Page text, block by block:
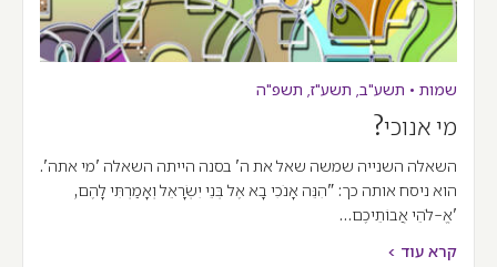
שמות • תשע"ב, תשע"ז, תשפ"ה
מי אנוכי?
השאלה השנייה שמשה שאל את ה' בסנה הייתה השאלה 'מי אתה'.
הוא ניסח אותה כך: "הִנֵּה אָנֹכִי בָא אֶל בְּנֵי יִשְׂרָאֵל וְאָמַרְתִּי לָהֶם,
'אֱ-לֹהֵי אֲבוֹתֵיכֶם…
קרא עוד >